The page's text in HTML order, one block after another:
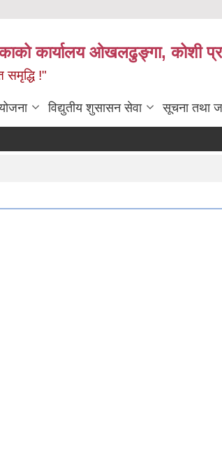
कार्यालय ओखलढुङ्गा, कोशी
समृद्धि !"
विद्युतीय शुसासन सेवा सूचना तथा